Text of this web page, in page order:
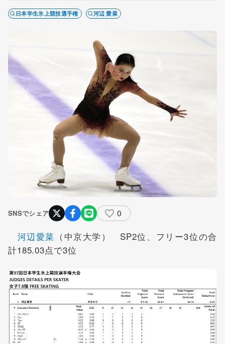
日本学生氷上競技選手権 河辺 愛菜
SNSでシェア 0
河辺愛菜 （中京大学） SP2位、フリー3位の合
計185.03点で3位